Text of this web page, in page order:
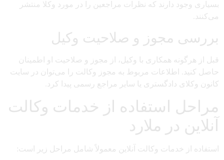
بسیاری وجود دارند که نظرات مراجعین را در مورد وکلا منتشر
می‌کنند.
بررسی مجوز و صلاحیت وکیل
قبل از هرگونه همکاری با وکیل، از مجوز و صلاحیت او اطمینان
حاصل کنید. اطلاعات مربوط به مجوز وکالت را می‌توان در سایت
کانون وکلای دادگستری یا سایر مراجع رسمی پیدا کرد.
مراحل استفاده از خدمات وکالت
آنلاین در ملارد
استفاده از خدمات وکالت آنلاین معمولاً شامل مراحل زیر است: